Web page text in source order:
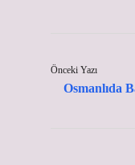
Önceki Yazı
Osmanlıda